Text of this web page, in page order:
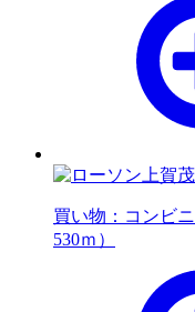
買い物：コンビニ
530ｍ）